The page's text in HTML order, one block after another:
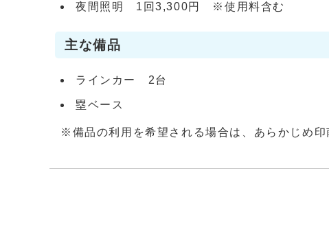
夜間照明 1回3,300円 ※使用料含む
主な備品
ラインカー 2台
塁ベース
※備品の利用を希望される場合は、あらかじめ印